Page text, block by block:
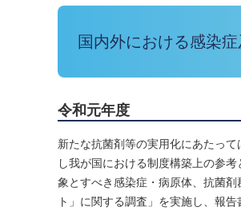
国内外における感染
令和元年度
新たな抗菌剤等の実用化にあたっ
し我が国における制度構築上の参
象とすべき感染症・病原体、抗菌
ト」に関する調査」を実施し、報告